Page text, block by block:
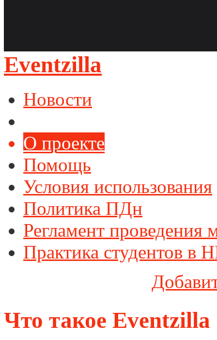
Eventzilla
Новости
О проекте
Помощь
Условия использования
Политика ПДн
Регламент проведения
Практика студентов в
Что такое Eventzilla